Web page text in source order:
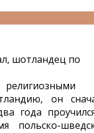
шотландец по
он
года
польско-